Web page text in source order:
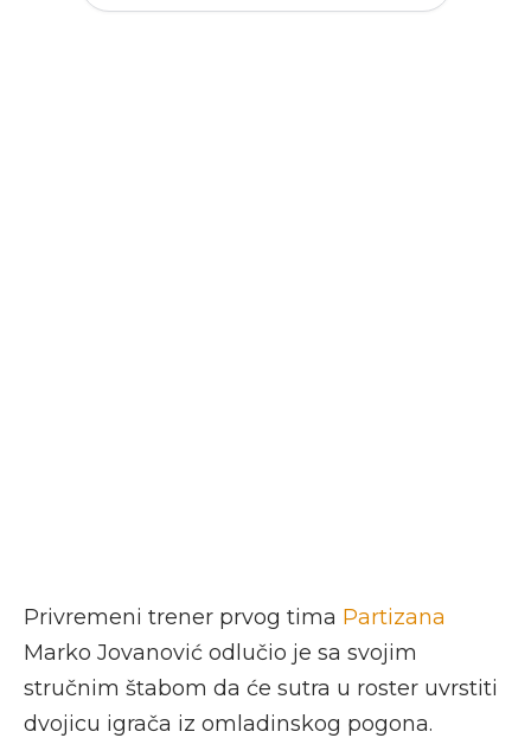
Privremeni trener prvog tima Partizana
Marko Jovanović odlučio je sa svojim
stručnim štabom da će sutra u roster uvrstiti
dvojicu igrača iz omladinskog pogona.